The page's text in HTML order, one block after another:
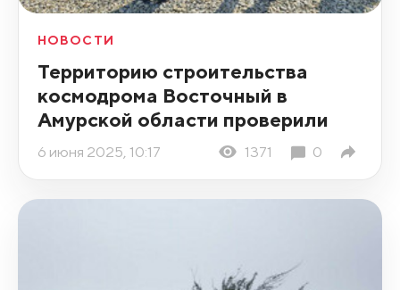
НОВОСТИ
Территорию строительства
космодрома Восточный в
Амурской области проверили
6 июня 2025, 10:17 1371 0